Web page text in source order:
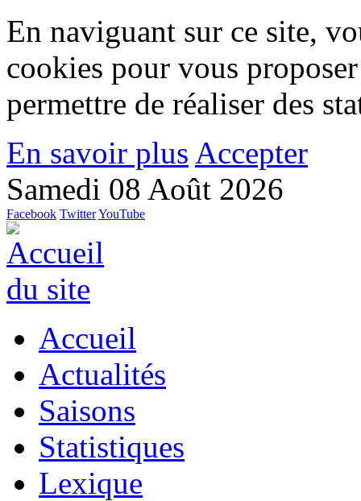
En naviguant sur ce site,
cookies pour vous
permettre de réaliser des
En savoir plus Accepter
Samedi 08 Août 2026
Facebook TwitterYouTube
Accueil
Actualités
Saisons
Statistiques
Lexique